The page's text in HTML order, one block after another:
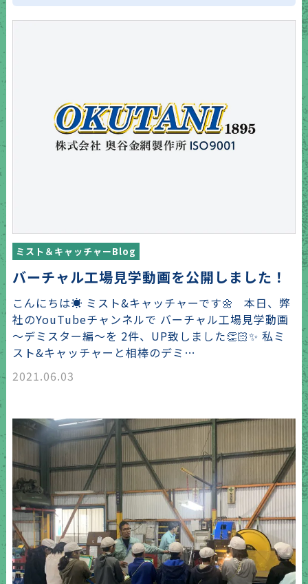
ミスト＆キャッチャーBlog
バーチャル工場見学動画を公開しました！
こんにちは☀️ ミスト&キャッチャーです🌼 本日、弊
社のYouTubeチャンネルで バーチャル工場見学動画
〜デミスター編〜を 2件、UP致しました👏🏻✨ 私ミ
スト&キャッチャーと相棒のデミ…
2021.06.03